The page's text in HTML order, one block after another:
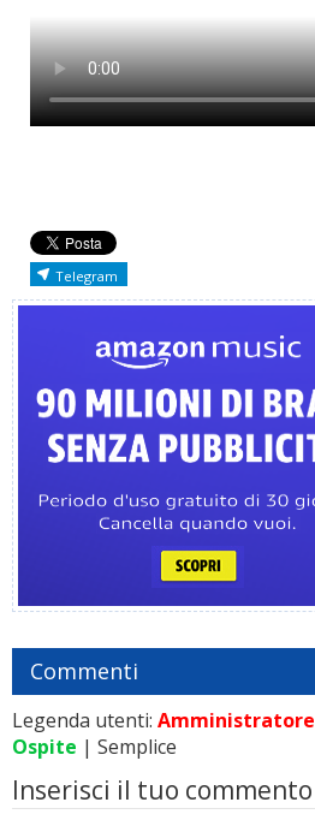
Telegram
Commenti
Legenda utenti: Amministratore
Ospite | Semplice
Inserisci il tuo commento